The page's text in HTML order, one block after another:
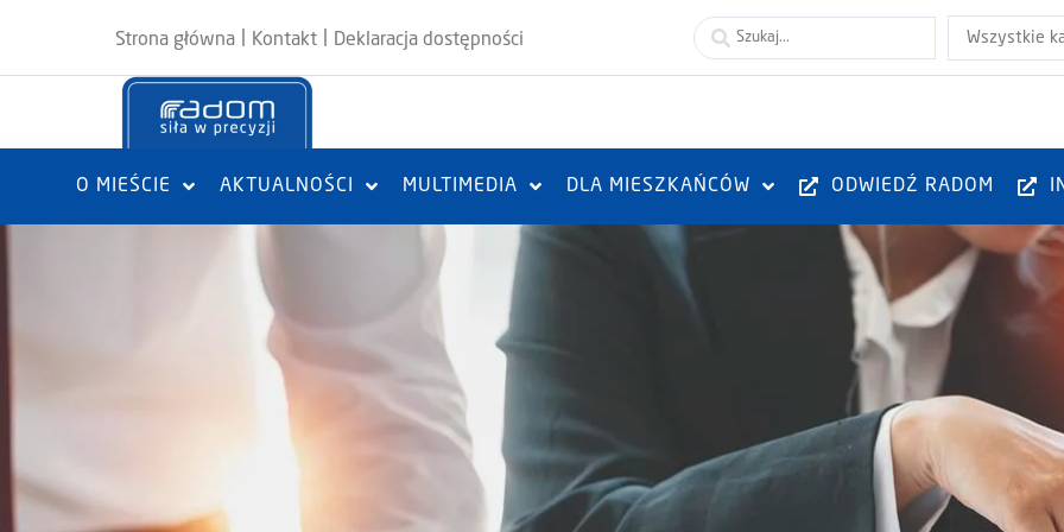
Strona główna Kontakt Deklaracja dostępności Wszystkie
O MIEŚCIE AKTUALNOŚCI MULTIMEDIA DLA MIESZKAŃCÓW ODWIEDŹ RADOM